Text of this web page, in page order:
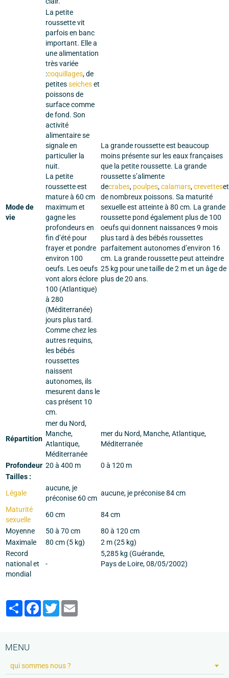
Mode de
vie
La petite
roussette vit
parfois en banc
important. Elle a
une alimentation
très variée
:coquillages, de
petitesseicheset
poissons de
surface comme
de fond. Son
activité
alimentaire se
signale en
particulier la
nuit.
La petite
roussette est
mature à 60 cm
maximum et
gagne les
profondeurs en
fin d’été pour
frayer et pondre
environ 100
oeufs. Les oeufs
vont alors éclore
100 (Atlantique)
à 280
(Méditerranée)
jours plus tard.
Comme chez les
autres requins,
les bébés
roussettes
naissent
autonomes, ils
mesurent dans le
cas présent 10
cm.
La grande roussette est beaucoup
moins présente sur les eaux françaises
que la petite roussette. La grande
roussette s’alimente
decrabes, poulpes,calamars,crevetteset
de nombreux poissons. Sa maturité
sexuelle est atteinte à 80 cm. La grande
roussette pond également plus de 100
oeufs qui donnent naissances 9 mois
plus tard à des bébés roussettes
parfaitement autonomes d’environ 16
cm. La grande roussette peut atteindre
25 kg pour une taille de 2 m et un âge de
plus de 20 ans.
Répartition
mer du Nord,
Manche,
Atlantique,
Méditerranée
mer du Nord, Manche, Atlantique,
Méditerranée
Profondeur 20 à 400 m
0 à 120 m
Tailles :
Légale
aucune, je
préconise 60 cm
aucune, je préconise 84 cm
Maturité
sexuelle
60 cm
84 cm
Moyenne
50 à 70 cm
80 à 120 cm
Maximale
80 cm (5 kg)
2 m (25 kg)
Record
national et
mondial
-
5,285 kg (Guérande,
Pays de Loire, 08/05/2002)
PartagerFacebook
Twitter
MENU
qui sommes nous ?